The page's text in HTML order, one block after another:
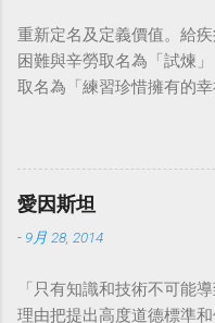
重新定名及定義價值。給
困難與辛勞取名為「試煉
取名為「練習珍惜擁有的
點看事情，就不會覺得活
華名言 - Chinese Quotes
愛因斯坦
- 9月 28, 2014
「只有知識和技術不可能
理由把提出高度道德標準